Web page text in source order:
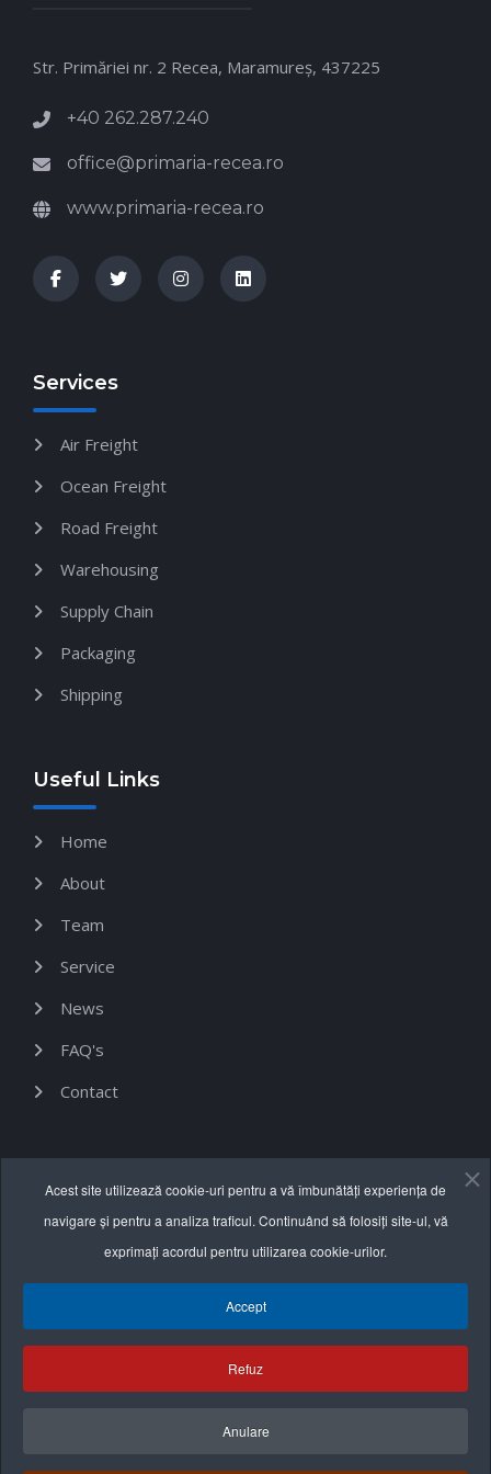
Str. Primăriei nr. 2 Recea, Maramureş, 437225
+40 262.287.240
office@primaria-recea.ro
www.primaria-recea.ro
Services
Air Freight
Ocean Freight
Road Freight
Warehousing
Supply Chain
Packaging
Shipping
Useful Links
Home
About
Team
Service
News
FAQ's
Contact
Politica de confidențialitate
Acest site utilizează cookie-uri pentru a vă îmbunătăți experiența de
navigare și pentru a analiza traficul. Continuând să folosiți site-ul, vă
exprimați acordul pentru utilizarea cookie-urilor.
Accept
Refuz
Anulare